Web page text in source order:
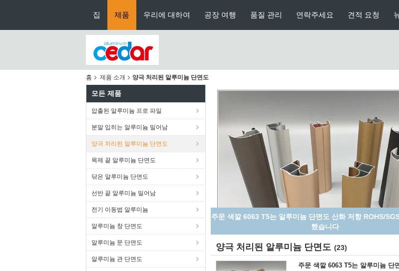
집 제품 우리에 대하여 공장 여행 품질 관리 연락주세요 견적 요청
홈 제품 소개 양극 처리된 알루미늄 단면도
모든 제품
압출된 알루미늄 프로 파일
분말 입히는 알루미늄 밀어남
양극 처리된 알루미늄 단면도
목제 끝 알루미늄 단면도
닦은 알루미늄 단면도
선반 끝 알루미늄 밀어남
전기 이동법 알루미늄
알루미늄 창 단면도
알루미늄 문 단면도
알루미늄 관 단면도
6061의 T4에 의하여 양극 처리되는 알루미늄 밀어남, 6063
양극 처리되는 알루미늄 채널
양극 처리된 알루미늄 단면도 (23)
주문 색깔 6063 T5는 알루미늄 단